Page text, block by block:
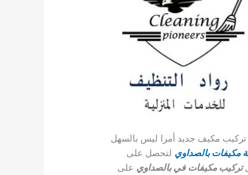
مكيف جديد أمرا ليس بالسهل
مكيفات بالصداوي لتحصل على
تركيب مكيفات في بالصداوي على